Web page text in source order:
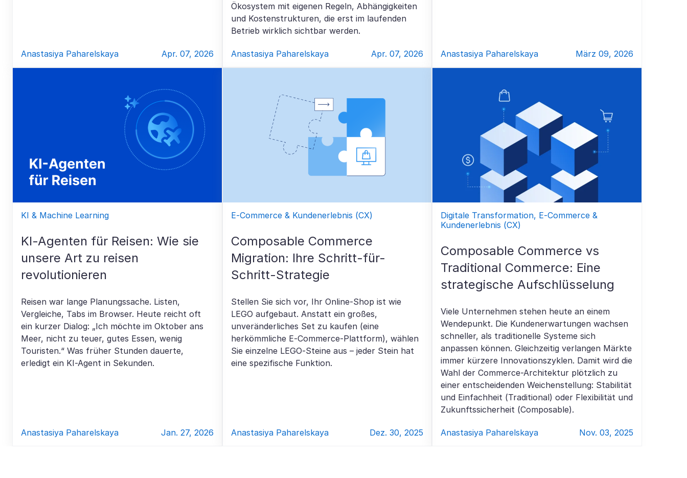
Anastasiya Paharelskaya Apr. 07, 2026
Ökosystem mit eigenen Regeln, Abhängigkeiten
und Kostenstrukturen, die erst im laufenden
Betrieb wirklich sichtbar werden.
Anastasiya Paharelskaya Apr. 07, 2026 Anastasiya Paharelskaya März 09, 2026
KI & Machine Learning
KI-Agenten für Reisen: Wie sie
unsere Art zu reisen
revolutionieren
Reisen war lange Planungssache. Listen,
Vergleiche, Tabs im Browser. Heute reicht oft
ein kurzer Dialog: „Ich möchte im Oktober ans
Meer, nicht zu teuer, gutes Essen, wenig
Touristen.“ Was früher Stunden dauerte,
erledigt ein KI-Agent in Sekunden.
Anastasiya Paharelskaya Jan. 27, 2026
E-Commerce & Kundenerlebnis (CX)
Composable Commerce
Migration: Ihre Schritt-für-
Schritt-Strategie
Stellen Sie sich vor, Ihr Online-Shop ist wie
LEGO aufgebaut. Anstatt ein großes,
unveränderliches Set zu kaufen (eine
herkömmliche E-Commerce-Plattform), wählen
Sie einzelne LEGO-Steine aus – jeder Stein hat
eine spezifische Funktion.
Anastasiya Paharelskaya Dez. 30, 2025
Digitale Transformation, E-Commerce &
Kundenerlebnis (CX)
Composable Commerce vs
Traditional Commerce: Eine
strategische Aufschlüsselung
Viele Unternehmen stehen heute an einem
Wendepunkt. Die Kundenerwartungen wachsen
schneller, als traditionelle Systeme sich
anpassen können. Gleichzeitig verlangen Märkte
immer kürzere Innovationszyklen. Damit wird die
Wahl der Commerce-Architektur plötzlich zu
einer entscheidenden Weichenstellung: Stabilität
und Einfachheit (Traditional) oder Flexibilität und
Zukunftssicherheit (Composable).
Anastasiya Paharelskaya Nov. 03, 2025